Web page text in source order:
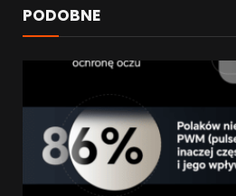
PODOBNE